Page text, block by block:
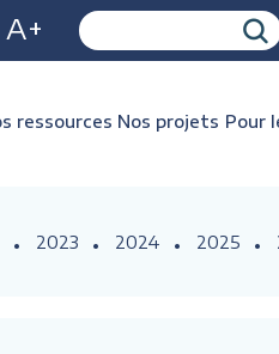
A+
ressources Nos projets Pour
2023 2024 2025